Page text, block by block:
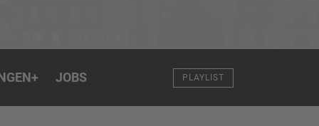
+ JOBS PLAYLIST